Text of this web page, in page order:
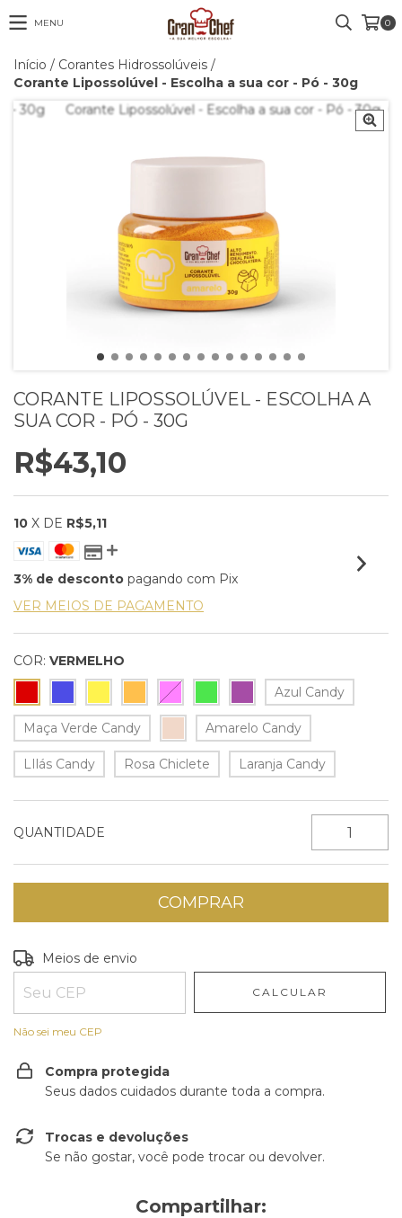
MENU 0
Início / Corantes Hidrossolúveis /
Corante Lipossolúvel - Escolha a sua cor - Pó - 30g
CORANTE LIPOSSOLÚVEL - ESCOLHA A
SUA COR - PÓ - 30G
R$43,10
10 X DE R$5,11
3% de desconto pagando com Pix
VER MEIOS DE PAGAMENTO
COR: VERMELHO
Azul Candy
Maça Verde Candy Amarelo Candy
LIlás Candy Rosa Chiclete Laranja Candy
QUANTIDADE
Entregas para o CEP:
Meios de envio
CALCULAR
Não sei meu CEP
Compra protegida
Seus dados cuidados durante toda a compra.
Trocas e devoluções
Se não gostar, você pode trocar ou devolver.
Compartilhar: